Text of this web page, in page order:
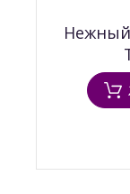
Нежный